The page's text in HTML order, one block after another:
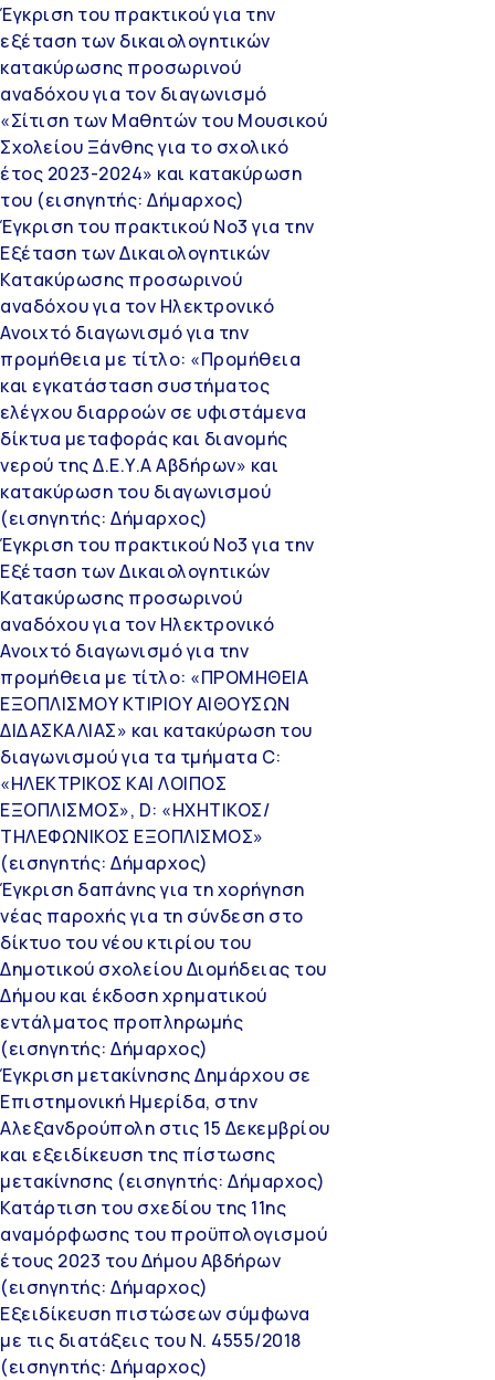
Έγκριση του πρακτικού για την
εξέταση των δικαιολογητικών
κατακύρωσης προσωρινού
αναδόχου για τον διαγωνισμό
«Σίτιση των Μαθητών του Μουσικού
Σχολείου Ξάνθης για το σχολικό
έτος 2023-2024» και κατακύρωση
του (εισηγητής: Δήμαρχος)
Έγκριση του πρακτικού Νο3 για την
Εξέταση των Δικαιολογητικών
Κατακύρωσης προσωρινού
αναδόχου για τον Ηλεκτρονικό
Ανοιχτό διαγωνισμό για την
προμήθεια με τίτλο: «Προμήθεια
και εγκατάσταση συστήματος
ελέγχου διαρροών σε υφιστάμενα
δίκτυα μεταφοράς και διανομής
νερού της Δ.Ε.Υ.Α Αβδήρων» και
κατακύρωση του διαγωνισμού
(εισηγητής: Δήμαρχος)
Έγκριση του πρακτικού Νο3 για την
Εξέταση των Δικαιολογητικών
Κατακύρωσης προσωρινού
αναδόχου για τον Ηλεκτρονικό
Ανοιχτό διαγωνισμό για την
προμήθεια με τίτλο: «ΠΡΟΜΗΘΕΙΑ
ΕΞΟΠΛΙΣΜΟΥ ΚΤΙΡΙΟΥ ΑΙΘΟΥΣΩΝ
ΔΙΔΑΣΚΑΛΙΑΣ» και κατακύρωση του
διαγωνισμού για τα τμήματα C:
«ΗΛΕΚΤΡΙΚΟΣ ΚΑΙ ΛΟΙΠΟΣ
ΕΞΟΠΛΙΣΜΟΣ», D: «ΗΧΗΤΙΚΟΣ/
ΤΗΛΕΦΩΝΙΚΟΣ ΕΞΟΠΛΙΣΜΟΣ»
(εισηγητής: Δήμαρχος)
Έγκριση δαπάνης για τη χορήγηση
νέας παροχής για τη σύνδεση στο
δίκτυο του νέου κτιρίου του
Δημοτικού σχολείου Διομήδειας του
Δήμου και έκδοση χρηματικού
εντάλματος προπληρωμής
(εισηγητής: Δήμαρχος)
Έγκριση μετακίνησης Δημάρχου σε
Επιστημονική Ημερίδα, στην
Αλεξανδρούπολη στις 15 Δεκεμβρίου
και εξειδίκευση της πίστωσης
μετακίνησης (εισηγητής: Δήμαρχος)
Κατάρτιση του σχεδίου της 11ης
αναμόρφωσης του προϋπολογισμού
έτους 2023 του Δήμου Αβδήρων
(εισηγητής: Δήμαρχος)
Εξειδίκευση πιστώσεων σύμφωνα
με τις διατάξεις του Ν. 4555/2018
(εισηγητής: Δήμαρχος)